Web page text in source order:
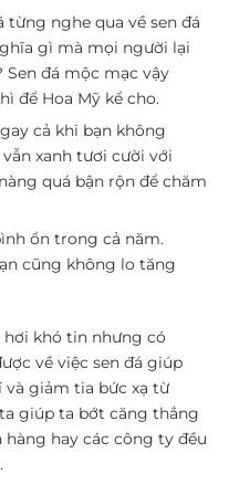
từng nghe qua về sen đá
gì mà mọi người lại
đá mộc mạc vậy
để Hoa Mỹ kể cho.
cả khi bạn không
xanh tươi cười với
quá bận rộn để chăm
ổn trong cả năm.
cũng không lo tăng
hơi khó tin nhưng có
về việc sen đá giúp
giảm tia bức xạ từ
giúp ta bớt căng thẳng
hay các công ty đều